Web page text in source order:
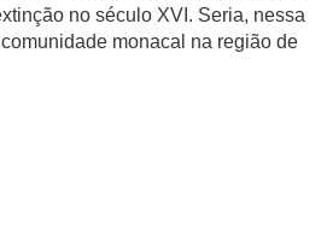
no século XVI. Seria, nessa
monacal na região de